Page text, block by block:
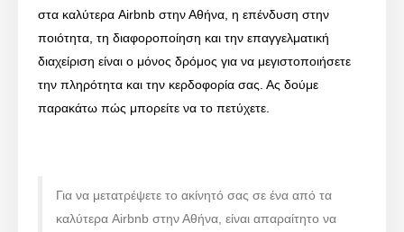
στα καλύτερα Airbnb στην Αθήνα, η επένδυση στην
ποιότητα, τη διαφοροποίηση και την επαγγελματική
διαχείριση είναι ο μόνος δρόμος για να μεγιστοποιήσετε
την πληρότητα και την κερδοφορία σας. Ας δούμε
παρακάτω πώς μπορείτε να το πετύχετε.
Για να μετατρέψετε το ακίνητό σας σε ένα από τα
καλύτερα Airbnb στην Αθήνα, είναι απαραίτητο να